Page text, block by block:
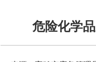
危险化学